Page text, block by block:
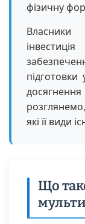
фізичну
Власники
які її види
Що